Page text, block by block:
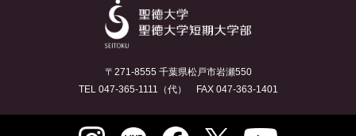
〒271-8555 千葉県松戸市岩瀬550
TEL 047-365-1111（代） FAX 047-363-1401